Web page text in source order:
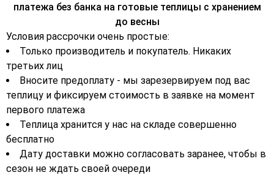
платежа без банка на готовые теплицы с хранением
до весны
Условия рассрочки очень простые:
Только производитель и покупатель. Никаких
третьих лиц
Вносите предоплату - мы зарезервируем под вас
теплицу и фиксируем стоимость в заявке на момент
первого платежа
Теплица хранится у нас на складе совершенно
бесплатно
Дату доставки можно согласовать заранее, чтобы в
сезон не ждать своей очереди